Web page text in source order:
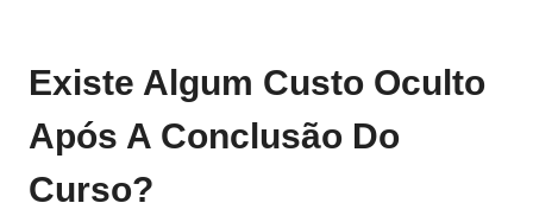
Existe Algum Custo Oculto
Após A Conclusão Do
Curso?